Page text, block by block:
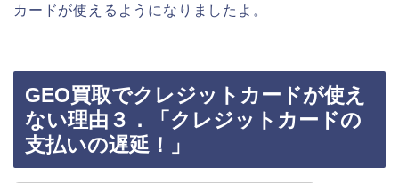
カードが使えるようになりましたよ。
GEO買取でクレジットカードが使え
ない理由３．「クレジットカードの
支払いの遅延！」